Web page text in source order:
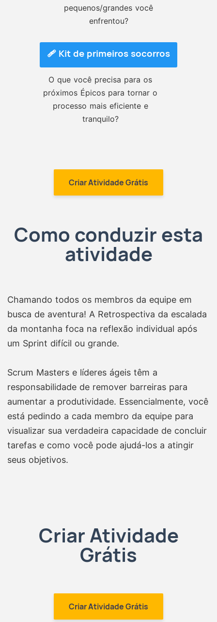
pequenos/grandes você
enfrentou?
🩹 Kit de primeiros socorros
O que você precisa para os
próximos Épicos para tornar o
processo mais eficiente e
tranquilo?
Criar Atividade Grátis
Como conduzir esta
atividade
Chamando todos os membros da equipe em
busca de aventura! A Retrospectiva da escalada
da montanha foca na reflexão individual após
um Sprint difícil ou grande.
Scrum Masters e líderes ágeis têm a
responsabilidade de remover barreiras para
aumentar a produtividade. Essencialmente, você
está pedindo a cada membro da equipe para
visualizar sua verdadeira capacidade de concluir
tarefas e como você pode ajudá-los a atingir
seus objetivos.
Criar Atividade
Grátis
Criar Atividade Grátis